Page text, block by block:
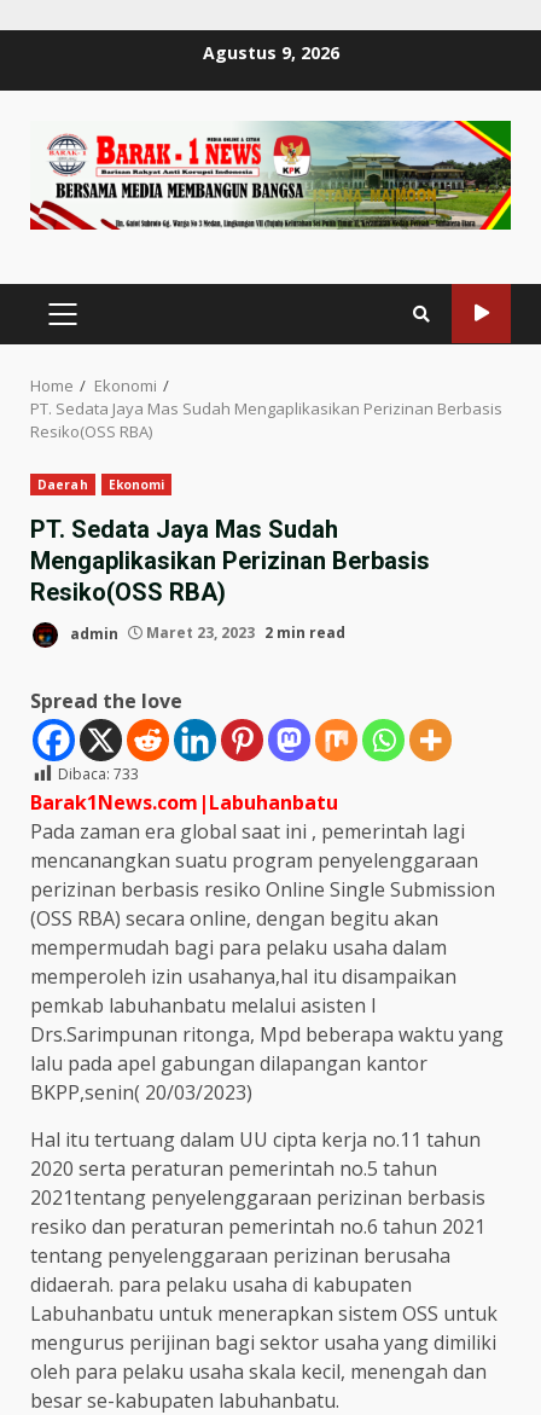
Agustus 9, 2026
PRIMARY
MENU
Home
Ekonomi
PT. Sedata Jaya Mas Sudah Mengaplikasikan Perizinan Berbasis
Resiko(OSS RBA)
Daerah Ekonomi
PT. Sedata Jaya Mas Sudah
Mengaplikasikan Perizinan Berbasis
Resiko(OSS RBA)
admin Maret 23, 2023 2 min read
Spread the love
Dibaca: 733
Barak1News.com|Labuhanbatu
Pada zaman era global saat ini , pemerintah lagi
mencanangkan suatu program penyelenggaraan
perizinan berbasis resiko Online Single Submission
(OSS RBA) secara online, dengan begitu akan
mempermudah bagi para pelaku usaha dalam
memperoleh izin usahanya,hal itu disampaikan
pemkab labuhanbatu melalui asisten I
Drs.Sarimpunan ritonga, Mpd beberapa waktu yang
lalu pada apel gabungan dilapangan kantor
BKPP,senin( 20/03/2023)
Hal itu tertuang dalam UU cipta kerja no.11 tahun
2020 serta peraturan pemerintah no.5 tahun
2021tentang penyelenggaraan perizinan berbasis
resiko dan peraturan pemerintah no.6 tahun 2021
tentang penyelenggaraan perizinan berusaha
didaerah. para pelaku usaha di kabupaten
Labuhanbatu untuk menerapkan sistem OSS untuk
mengurus perijinan bagi sektor usaha yang dimiliki
oleh para pelaku usaha skala kecil, menengah dan
besar se-kabupaten labuhanbatu.